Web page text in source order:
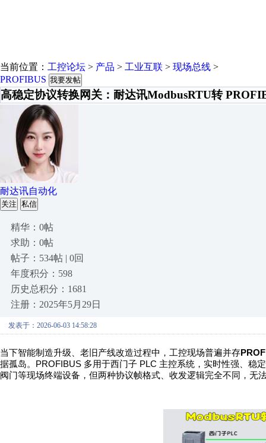
当前位置： 工控论坛 > 产品 > 工业互联 > 现场总线 >
PROFIBUS 我要发帖
高稳定协议转换网关：耐达讯ModbusRTU转
耐达讯自动化
关注 私信
精华：0帖
求助：0帖
帖子：534帖 | 0回
年度积分：598
历史总积分：1681
注册：2025年5月29日
发表于：2026-06-03 14:58:28
当下智能制造升级、老旧产线改造过程中，工控现场普遍并存
据孤岛。 PROFIBUS 多用于西门子 PLC 主控系统，实时性强、稳
阀门等现场终端设备，但两种协议帧格式、收发逻辑完全不同，无